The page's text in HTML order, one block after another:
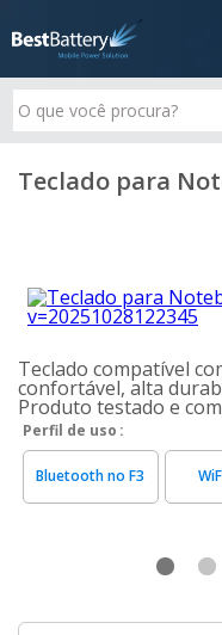
Teclado para
Teclado compatível
confortável, alta
Produto testado e
Perfil de uso
Bluetooth no F3